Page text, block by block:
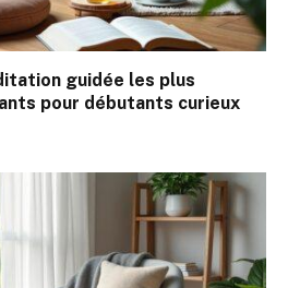
guidée les plus
pour débutants curieux